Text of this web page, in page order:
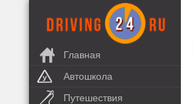
Главная
Автошкола
Путешествия